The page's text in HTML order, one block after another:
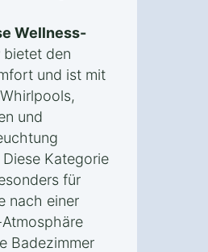
Wellness-
bietet den
und ist mit
und
Kategorie
für
nach einer
Badezimmer